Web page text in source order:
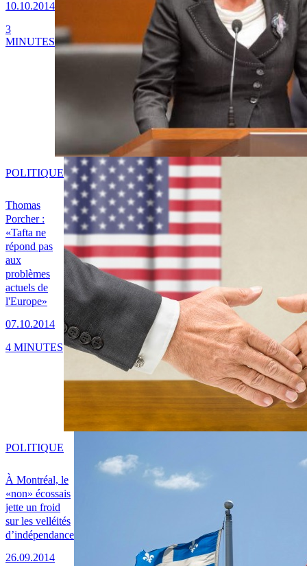
10.10.2014
3
MINUTES
Thomas
Porcher :
«Tafta ne
répond pas
aux
problèmes
actuels de
l'Europe»
07.10.2014
POLITIQUE
4 MINUTES
À Montréal, le
«non» écossais
jette un froid
sur les velléités
d’indépendance
26.09.2014
POLITIQUE